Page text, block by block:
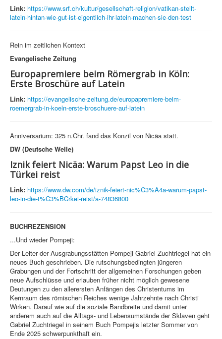
Link: https://www.srf.ch/kultur/gesellschaft-religion/vatikan-stellt-
latein-hintan-wie-gut-ist-eigentlich-ihr-latein-machen-sie-den-test
Rein im zeitlichen Kontext
Evangelische Zeitung
Europapremiere beim Römergrab in Köln:
Erste Broschüre auf Latein
Link: https://evangelische-zeitung.de/europapremiere-beim-
roemergrab-in-koeln-erste-broschuere-auf-latein
Anniversarium: 325 n.Chr. fand das Konzil von Nicäa statt.
DW (Deutsche Welle)
Iznik feiert Nicäa: Warum Papst Leo in die
Türkei reist
Link: https://www.dw.com/de/iznik-feiert-nic%C3%A4a-warum-papst-
leo-in-die-t%C3%BCrkei-reist/a-74836800
BUCHREZENSION
...Und wieder Pompeji:
Der Leiter der Ausgrabungsstätten Pompeji Gabriel Zuchtriegel hat ein
neues Buch geschrieben. Die rutschungsbedingten jüngeren
Grabungen und der Fortschritt der allgemeinen Forschungen geben
neue Aufschlüsse und erlauben früher nicht möglich gewesene
Deutungen zu den allerersten Anfängen des Christentums im
Kernraum des römischen Reiches wenige Jahrzehnte nach Christi
Wirken. Darauf wie auf die soziale Bandbreite und damit unter
anderem auch auf die Alltags- und Lebensumstände der Sklaven geht
Gabriel Zuchtriegel in seinem Buch Pompejis letzter Sommer von
Ende 2025 schwerpunkthaft ein.